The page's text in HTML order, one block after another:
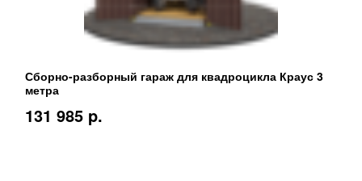
Сборно-разборный гараж для квадроцикла Краус 3
метра
131 985 p.